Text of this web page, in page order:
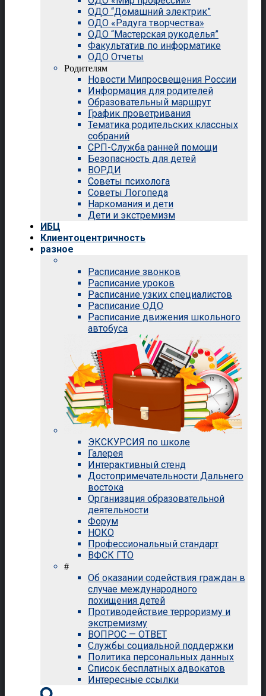
ОДО “Домашний электрик”
ОДО «Радуга творчества»
ОДО “Мастерская рукоделья”
Факультатив по информатике
ОДО Отчеты
Родителям
Новости Мипросвещения России
Информация для родителей
Образовательный маршрут
График проветривания
Тематика родительских классных
собраний
СРП-Служба ранней помощи
Безопасность для детей
ВОРДИ
Советы психолога
Советы Логопеда
Наркомания и дети
Дети и экстремизм
ИБЦ
Клиентоцентричность
разное
Расписание звонков
Расписание уроков
Расписание узких специалистов
Расписание ОДО
Расписание движения школьного
автобуса
ЭКСКУРСИЯ по школе
Галерея
Интерактивный стенд
Достопримечательности Дальнего
востока
Организация образовательной
деятельности
Форум
НОКО
Профессиональный стандарт
ВФСК ГТО
#
Об оказании содействия граждан в
случае международного
похищения детей
Противодействие терроризму и
экстремизму
ВОПРОС — ОТВЕТ
Службы социальной поддержки
Политика персональных данных
Список бесплатных адвокатов
Интересные ссылки